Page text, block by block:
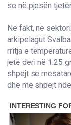
se në pjesën
Në fakt, në
arkipelagut
rritja e
jetë deri në 1.25
shpejt se
dhe më shpejt